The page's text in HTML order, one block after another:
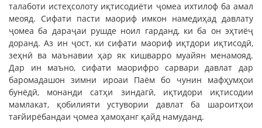
талаботи истеҳсолоту иқтисодиёти ҷомеа ихтилоф ба амал
меояд. Сифати пасти маориф имкон намедиҳад давлату
ҷомеа ба дараҷаи рушде ноил гарданд, ки ба он эҳтиёҷ
доранд. Аз ин ҷост, ки сифати маориф иқтдори иқтисодӣ,
зеҳнӣ ва маънавии ҳар як кишварро муайян менамояд.
Дар ин маъно, сифати маорифро сарвари давлат дар
баромадашон зимни ироаи Паём бо чунин мафҳумҳои
бунёдӣ, монанди сатҳи зиндагӣ, иқтидори иқтисодии
мамлакат, қобилияти устувории давлат ба шароитҳои
тағйирёбандаи ҷомеа ҳамоҳанг қайд намуданд.